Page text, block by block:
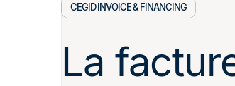
CEGID INVOICE & FINANCING
La